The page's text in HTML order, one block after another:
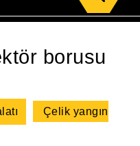
for:
borusu
Çelik yangın